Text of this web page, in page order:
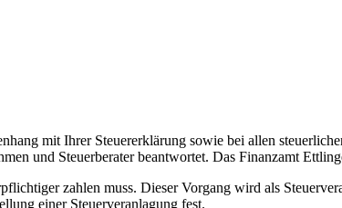
mit Ihrer Steuererklärung sowie bei allen
und Steuerberater beantwortet. Das Finanzamt
zahlen muss. Dieser Vorgang wird als
einer Steuerveranlagung fest.